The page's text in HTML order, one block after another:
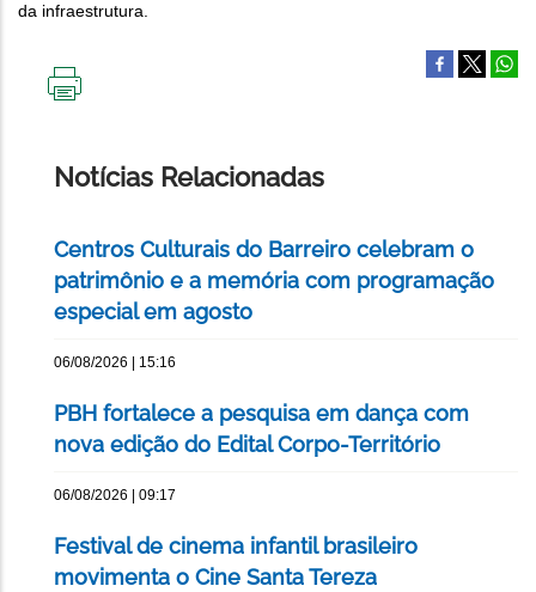
da infraestrutura.
Notícias Relacionadas
Centros Culturais do Barreiro celebram o
patrimônio e a memória com programação
especial em agosto
06/08/2026 | 15:16
PBH fortalece a pesquisa em dança com
nova edição do Edital Corpo-Território
06/08/2026 | 09:17
Festival de cinema infantil brasileiro
movimenta o Cine Santa Tereza